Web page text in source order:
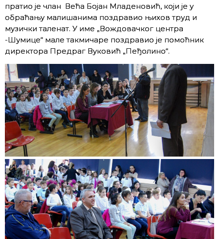
пратио је члан Већа Бојан Младеновић, који је у
обраћању малишанима поздравио њихов труд и
музички таленат. У име „Вождовачког центра
-Шумице“ мале такмичаре поздравио је помоћник
директора Предраг Вуковић „Пеђолино“.